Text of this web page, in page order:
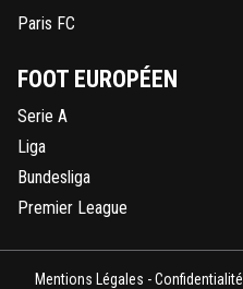
Paris FC
FOOT EUROPÉEN
Serie A
Liga
Bundesliga
Premier League
Mentions Légales - Confidentialité